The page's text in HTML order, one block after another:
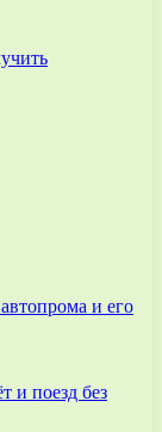
и его
и поезд без